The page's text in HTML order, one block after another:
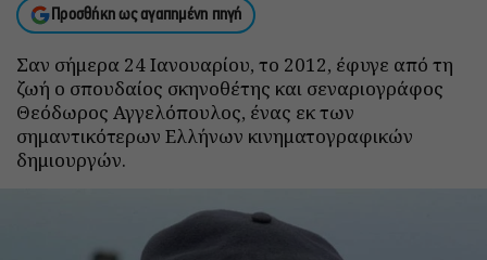
Προσθήκη ως αγαπημένη πηγή
Σαν σήμερα 24 Ιανουαρίου, το 2012, έφυγε από τη
ζωή ο σπουδαίος σκηνοθέτης και σεναριογράφος
Θεόδωρος Αγγελόπουλος, ένας εκ των
σημαντικότερων Ελλήνων κινηματογραφικών
δημιουργών.